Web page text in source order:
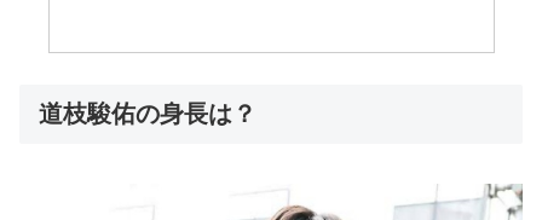
道枝駿佑の身長は？